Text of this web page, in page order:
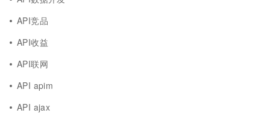
API竞品
API收益
API联网
API apim
API ajax